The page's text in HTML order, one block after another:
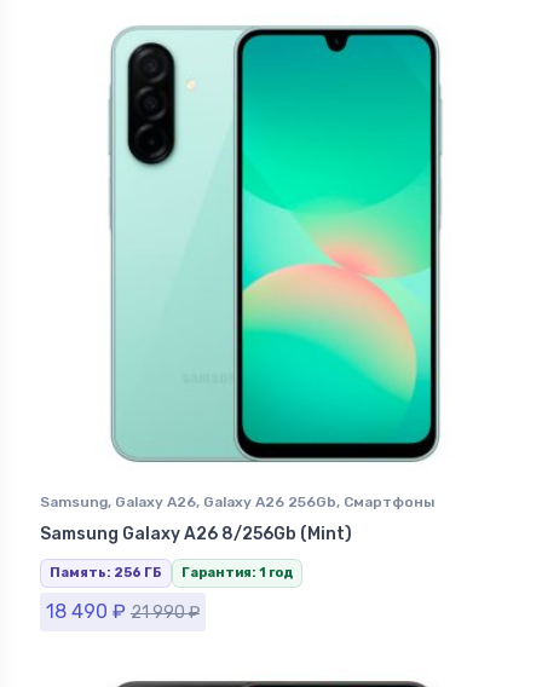
Samsung, Galaxy A26, Galaxy A26 256Gb, Смартфоны
Samsung в Ставрополе
Samsung Galaxy A26 8/256Gb (Mint)
Память: 256 ГБ Гарантия: 1 год
18 490 ₽ 21 990₽